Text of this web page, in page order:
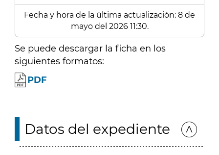
Fecha y hora de la última actualización: 8 de
mayo del 2026 11:30.
Se puede descargar la ficha en los
siguientes formatos:
PDF
Datos del expediente